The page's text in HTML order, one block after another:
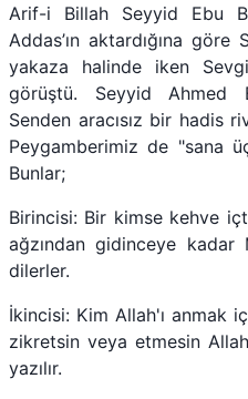
Arif-i Billah Seyyid Ebu
Addas’ın aktardığına
yakaza halinde iken
görüştü. Seyyid Ahmed
Senden aracısız bir hadis
Peygamberimiz de "sana
Bunlar;
Birincisi: Bir kimse kehve
ağzından gidinceye
dilerler.
İkincisi: Kim Allah'ı anmak
zikretsin veya etmesin
yazılır.